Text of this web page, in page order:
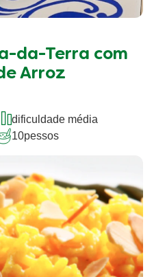
da-Terra com
Arroz
dificuldade média
10pessos